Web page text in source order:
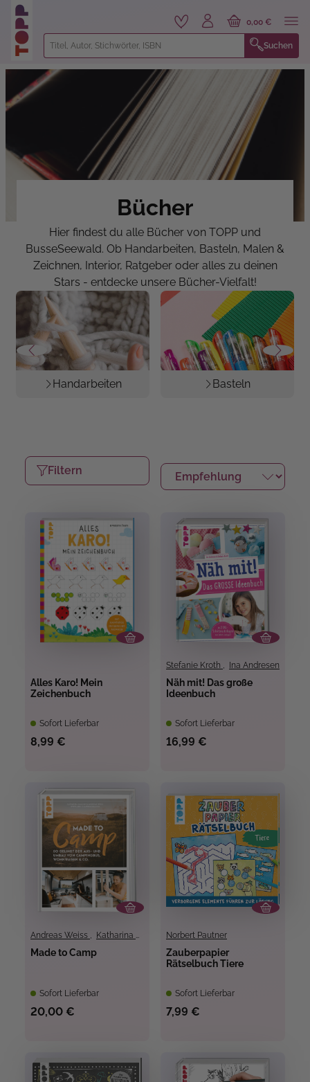
springen
Suchen
0,00 €
Bücher
Hier findest du alle Bücher von TOPP und
BusseSeewald. Ob Handarbeiten, Basteln, Malen &
Zeichnen, Interior, Ratgeber oder alles zu deinen
Stars - entdecke unsere Bücher-Vielfalt!
Handarbeiten Basteln
Filtern
Alles Karo! Mein
Zeichenbuch
Sofort Lieferbar
8,99 €
Stefanie Kroth , Ina Andresen
Näh mit! Das große
Ideenbuch
Sofort Lieferbar
16,99 €
Andreas Weiss , Katharina Maloun
Made to Camp
Sofort Lieferbar
20,00 €
Norbert Pautner
Zauberpapier
Rätselbuch Tiere
Sofort Lieferbar
7,99 €